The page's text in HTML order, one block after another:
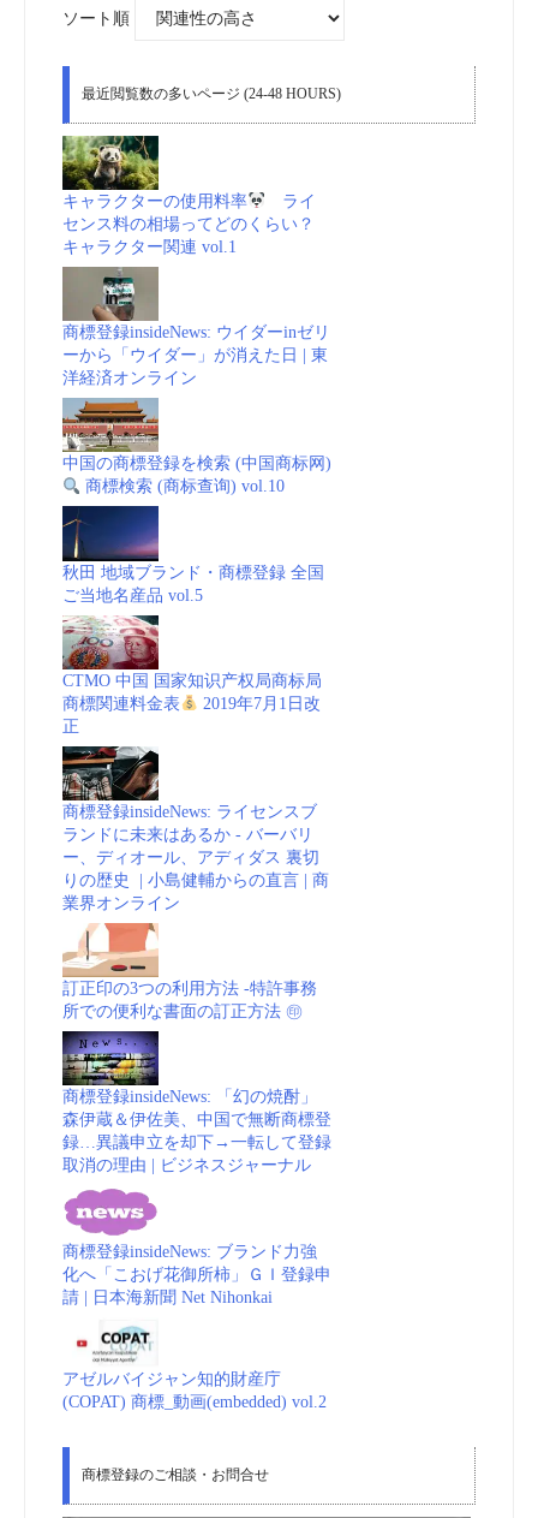
ソート順
最近閲覧数の多いページ (24-48 HOURS)
キャラクターの使用料率
ライ
センス料の相場ってどのくらい？
キャラクター関連 vol.1
商標登録insideNews: ウイダーinゼリ
ーから「ウイダー」が消えた日 | 東
洋経済オンライン
中国の商標登録を検索 (中国商标网)
商標検索 (商标查询) vol.10
秋田 地域ブランド・商標登録 全国
ご当地名産品 vol.5
CTMO 中国 国家知识产权局商标局
商標関連料金表
2019年7月1日改
正
商標登録insideNews: ライセンスブ
ランドに未来はあるか - バーバリ
ー、ディオール、アディダス 裏切
りの歴史 | 小島健輔からの直言 | 商
業界オンライン
訂正印の3つの利用方法 -特許事務
所での便利な書面の訂正方法 ㊞
商標登録insideNews: 「幻の焼酎」
森伊蔵＆伊佐美、中国で無断商標登
録…異議申立を却下→一転して登録
取消の理由 | ビジネスジャーナル
商標登録insideNews: ブランド力強
化へ「こおげ花御所柿」ＧＩ登録申
請 | 日本海新聞 Net Nihonkai
アゼルバイジャン知的財産庁
(COPAT) 商標_動画(embedded) vol.2
商標登録のご相談・お問合せ